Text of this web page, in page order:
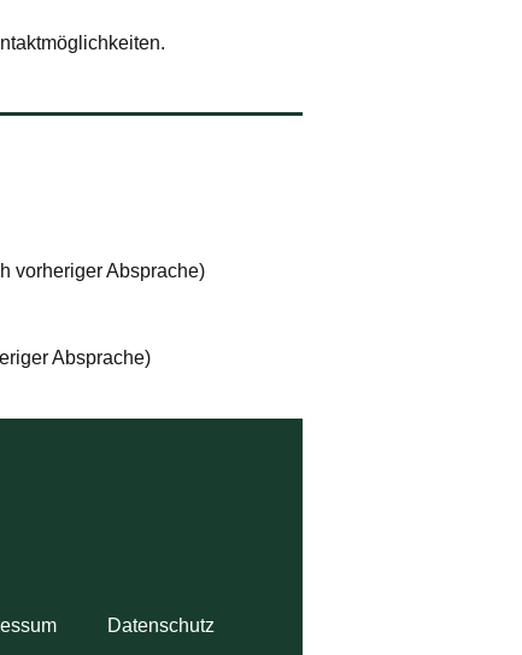
vorheriger Absprache)
Absprache)
Datenschutz